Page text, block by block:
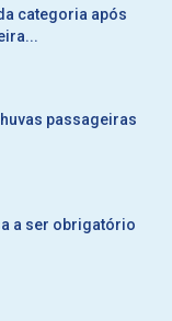
categoria após
passageiras
a ser obrigatório